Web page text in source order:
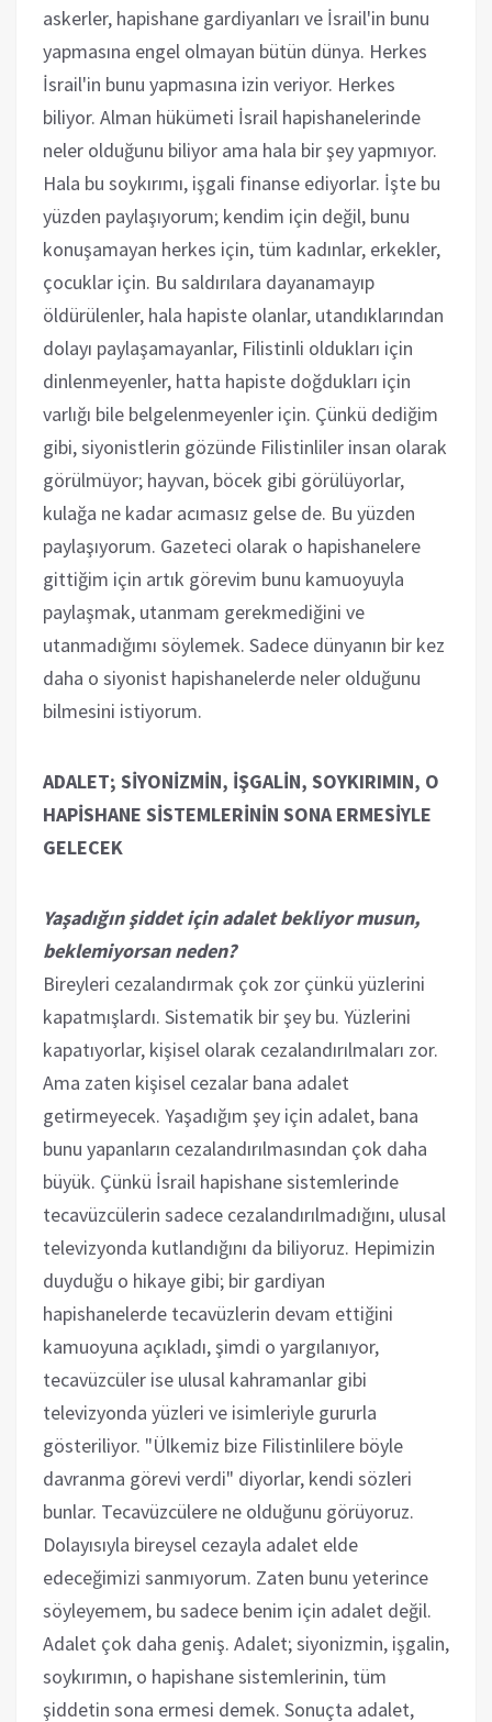
askerler, hapishane gardiyanları ve İsrail'in bunu
yapmasına engel olmayan bütün dünya. Herkes
İsrail'in bunu yapmasına izin veriyor. Herkes
biliyor. Alman hükümeti İsrail hapishanelerinde
neler olduğunu biliyor ama hala bir şey yapmıyor.
Hala bu soykırımı, işgali finanse ediyorlar. İşte bu
yüzden paylaşıyorum; kendim için değil, bunu
konuşamayan herkes için, tüm kadınlar, erkekler,
çocuklar için. Bu saldırılara dayanamayıp
öldürülenler, hala hapiste olanlar, utandıklarından
dolayı paylaşamayanlar, Filistinli oldukları için
dinlenmeyenler, hatta hapiste doğdukları için
varlığı bile belgelenmeyenler için. Çünkü dediğim
gibi, siyonistlerin gözünde Filistinliler insan olarak
görülmüyor; hayvan, böcek gibi görülüyorlar,
kulağa ne kadar acımasız gelse de. Bu yüzden
paylaşıyorum. Gazeteci olarak o hapishanelere
gittiğim için artık görevim bunu kamuoyuyla
paylaşmak, utanmam gerekmediğini ve
utanmadığımı söylemek. Sadece dünyanın bir kez
daha o siyonist hapishanelerde neler olduğunu
bilmesini istiyorum.
ADALET; SİYONİZMİN, İŞGALİN, SOYKIRIMIN, O
HAPİSHANE SİSTEMLERİNİN SONA ERMESİYLE
GELECEK
Yaşadığın şiddet için adalet bekliyor musun,
beklemiyorsan neden?
Bireyleri cezalandırmak çok zor çünkü yüzlerini
kapatmışlardı. Sistematik bir şey bu. Yüzlerini
kapatıyorlar, kişisel olarak cezalandırılmaları zor.
Ama zaten kişisel cezalar bana adalet
getirmeyecek. Yaşadığım şey için adalet, bana
bunu yapanların cezalandırılmasından çok daha
büyük. Çünkü İsrail hapishane sistemlerinde
tecavüzcülerin sadece cezalandırılmadığını, ulusal
televizyonda kutlandığını da biliyoruz. Hepimizin
duyduğu o hikaye gibi; bir gardiyan
hapishanelerde tecavüzlerin devam ettiğini
kamuoyuna açıkladı, şimdi o yargılanıyor,
tecavüzcüler ise ulusal kahramanlar gibi
televizyonda yüzleri ve isimleriyle gururla
gösteriliyor. "Ülkemiz bize Filistinlilere böyle
davranma görevi verdi" diyorlar, kendi sözleri
bunlar. Tecavüzcülere ne olduğunu görüyoruz.
Dolayısıyla bireysel cezayla adalet elde
edeceğimizi sanmıyorum. Zaten bunu yeterince
söyleyemem, bu sadece benim için adalet değil.
Adalet çok daha geniş. Adalet; siyonizmin, işgalin,
soykırımın, o hapishane sistemlerinin, tüm
şiddetin sona ermesi demek. Sonuçta adalet,